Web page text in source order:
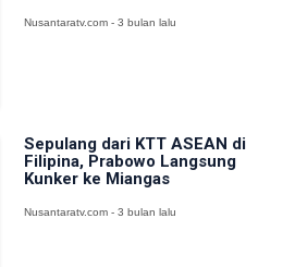
Nusantaratv.com - 3 bulan lalu
Sepulang dari KTT ASEAN di
Filipina, Prabowo Langsung
Kunker ke Miangas
Nusantaratv.com - 3 bulan lalu